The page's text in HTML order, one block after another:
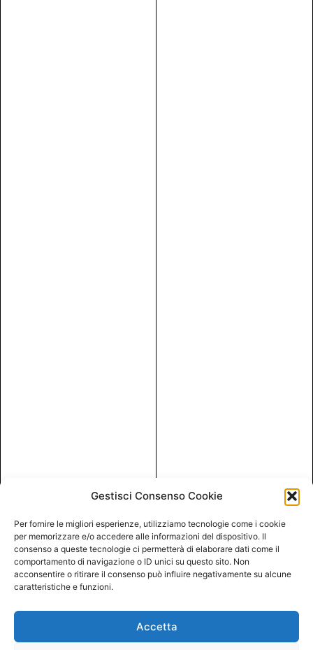
Gestisci Consenso Cookie
Per fornire le migliori esperienze, utilizziamo tecnologie come i cookie
per memorizzare e/o accedere alle informazioni del dispositivo. Il
consenso a queste tecnologie ci permetterà di elaborare dati come il
comportamento di navigazione o ID unici su questo sito. Non
acconsentire o ritirare il consenso può influire negativamente su alcune
caratteristiche e funzioni.
Accetta